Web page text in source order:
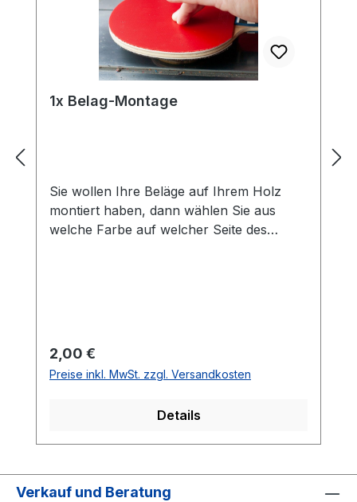
1x Belag-Montage
Sie wollen Ihre Beläge auf Ihrem Holz
montiert haben, dann wählen Sie aus
welche Farbe auf welcher Seite des
inklusive.Bei den Komplettschläger
müssen Sie KEINE Belag-Montage mit in
Regulärer Preis:
2,00 €
Preise inkl. MwSt. zzgl. Versandkosten
Details
Verkauf und Beratung